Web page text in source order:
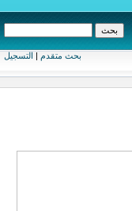
بحث متقدم | التسجيل